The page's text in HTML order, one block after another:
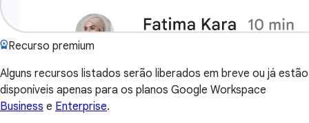
Recurso premium
Alguns recursos listados serão liberados em breve ou já estão
disponíveis apenas para os planos Google Workspace
Business e Enterprise.